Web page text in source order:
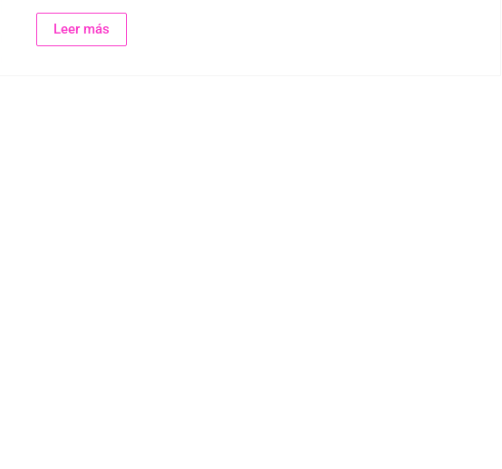
Leer más